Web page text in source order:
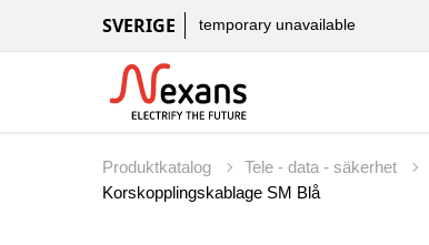
SVERIGE temporary unavailable
Produktkatalog Tele - data - säkerhet
Korskopplingskablage SM Blå